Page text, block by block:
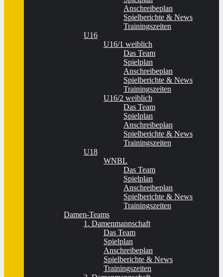
Anschreibeplan
Spielberichte & News
Trainingszeiten
U16
U16/1 weiblich
Das Team
Spielplan
Anschreibeplan
Spielberichte & News
Trainingszeiten
U16/2 weiblich
Das Team
Spielplan
Anschreibeplan
Spielberichte & News
Trainingszeiten
U18
WNBL
Das Team
Spielplan
Anschreibeplan
Spielberichte & News
Trainingszeiten
Damen-Teams
1. Damenmannschaft
Das Team
Spielplan
Anschreibeplan
Spielberichte & News
Trainingszeiten